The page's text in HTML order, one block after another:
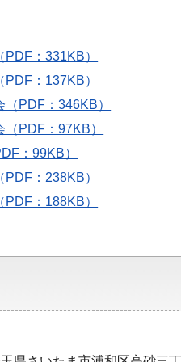
：331KB）
：137KB）
PDF：346KB）
PDF：97KB）
：99KB）
：238KB）
：188KB）